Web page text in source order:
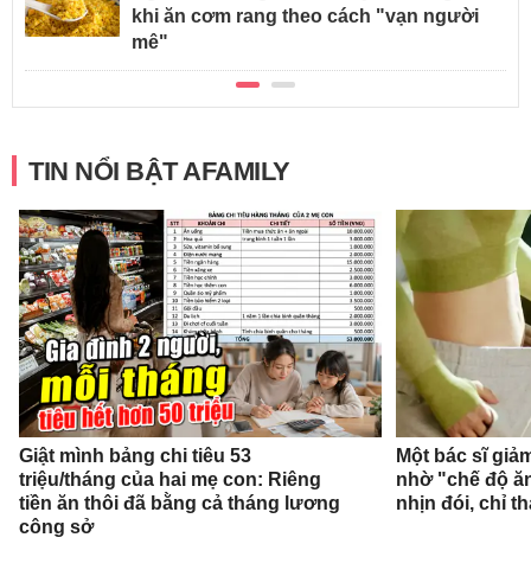
khi ăn cơm rang theo cách "vạn người
mê"
TIN NỔI BẬT AFAMILY
Giật mình bảng chi tiêu 53
triệu/tháng của hai mẹ con: Riêng
tiền ăn thôi đã bằng cả tháng lương
công sở
Một bác sĩ
nhờ "chế độ
nhịn đói, chỉ